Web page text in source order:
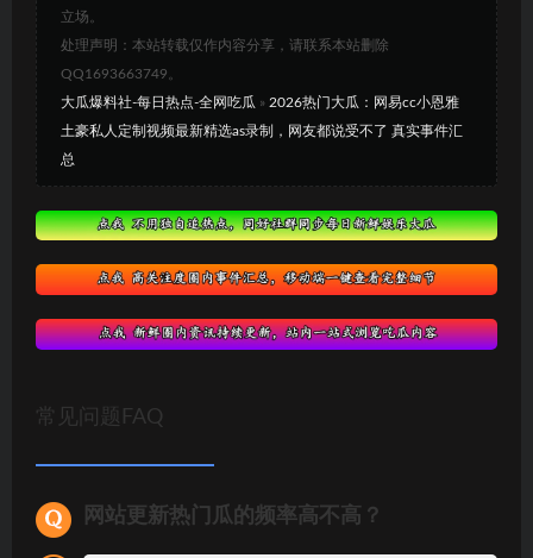
立场。
处理声明：本站转载仅作内容分享，请联系本站删除
QQ1693663749。
大瓜爆料社-每日热点-全网吃瓜 » 2026热门大瓜：网易cc小恩雅
土豪私人定制视频最新精选as录制，网友都说受不了 真实事件汇
总
常见问题FAQ
网站更新热门瓜的频率高不高？